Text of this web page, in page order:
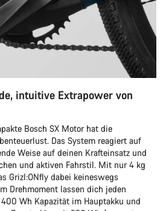
intuitive Extrapower von
Bosch SX Motor hat die
Das System reagiert auf
Weise auf deinen Krafteinsatz und
und aktiven Fahrstil. Mit nur 4 kg
Grizl:ONfly dabei keineswegs
Drehmoment lassen dich jeden
Wh Kapazität im Hauptakku und